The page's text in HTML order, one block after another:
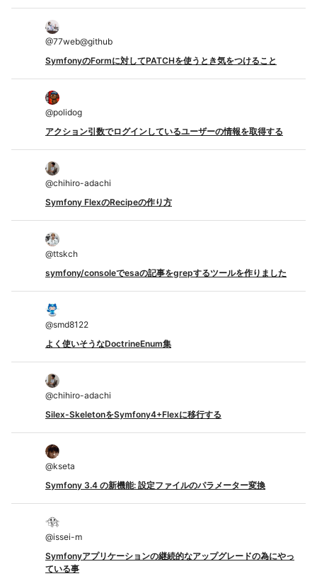
@77web@github
SymfonyのFormに対してPATCHを使うとき気をつけること
@polidog
アクション引数でログインしているユーザーの情報を取得する
@chihiro-adachi
Symfony FlexのRecipeの作り方
@ttskch
symfony/consoleでesaの記事をgrepするツールを作りました
@smd8122
よく使いそうなDoctrineEnum集
@chihiro-adachi
Silex-SkeletonをSymfony4+Flexに移行する
@kseta
Symfony 3.4 の新機能: 設定ファイルのパラメーター変換
@issei-m
Symfonyアプリケーションの継続的なアップグレードの為にやっ
ている事